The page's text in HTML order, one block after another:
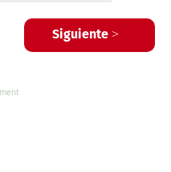
Siguiente >